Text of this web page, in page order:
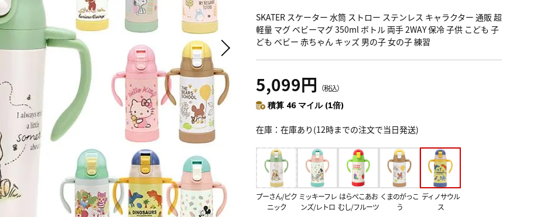
SKATER スケーター 水筒 ストロー ステンレス キャラクター 通販 超
軽量 マグ ベビーマグ 350ml ボトル 両手 2WAY 保冷 子供 こども 子
ども ベビー 赤ちゃん キッズ 男の子 女の子 練習
5,099円 （税込）
積算 46 マイル (1倍)
在庫 在庫あり(12時までの注文で当日発送)
プーさん/ピク
ニック
ミッキーフレ
ンズ/レトロ
はらぺこあお
むし/フルーツ
くまのがっこ
う
ディノサウル
ス